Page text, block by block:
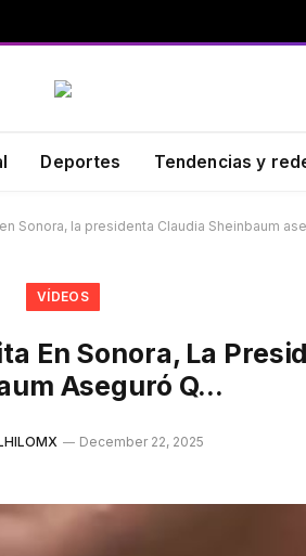
Deportes Tendencias y
Sonora, la presidenta Claudia Sheinbaum
VÍDEOS
En Sonora, La
Aseguró Q…
December 22, 2025